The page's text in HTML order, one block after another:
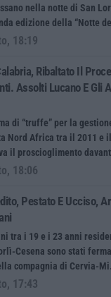
nella notte di San
edizione della “Notte
18:19
Ribaltato Il
Assolti Lucano E Gli
di “truffe” per la
Nord Africa tra il 2011 e
il proscioglimento
18:06
Pestato E Ucciso,
tra i 19 e i 23 anni
Cesena sono stati
compagnia di Cervia-
17:43